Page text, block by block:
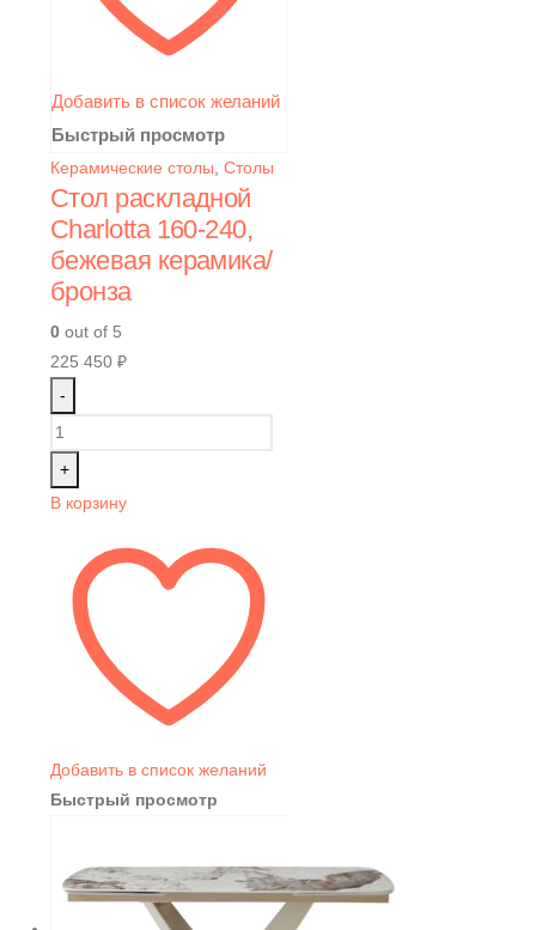
Добавить в список желаний
Быстрый просмотр
Керамические столы Столы
Стол раскладной
Charlotta 160-240,
бежевая керамика/
бронза
0 out of 5
225 450 ₽
-
+
В корзину
Добавить в список желаний
Быстрый просмотр